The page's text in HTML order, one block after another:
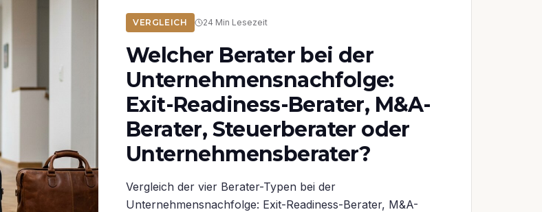
VERGLEICH 24 Min Lesezeit
Welcher Berater bei der
Unternehmensnachfolge:
Exit-Readiness-Berater, M&A-
Berater, Steuerberater oder
Unternehmensberater?
Vergleich der vier Berater-Typen bei der
Unternehmensnachfolge: Exit-Readiness-Berater, M&A-